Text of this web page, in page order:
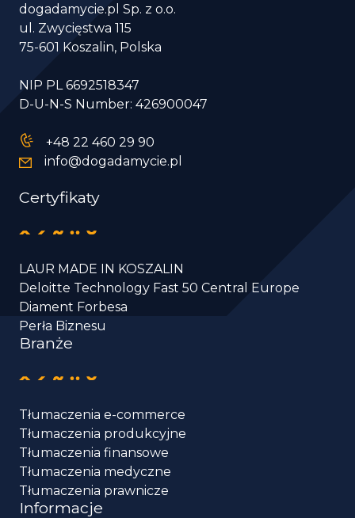
dogadamycie.pl Sp. z o.o.
ul. Zwycięstwa 115
75-601 Koszalin, Polska
NIP PL 6692518347
D-U-N-S Number: 426900047
+48 22 460 29 90
info@dogadamycie.pl
Certyfikaty
LAUR MADE IN KOSZALIN
Deloitte Technology Fast 50 Central Europe
Diament Forbesa
Perła Biznesu
Branże
Tłumaczenia e-commerce
Tłumaczenia produkcyjne
Tłumaczenia finansowe
Tłumaczenia medyczne
Tłumaczenia prawnicze
Informacje